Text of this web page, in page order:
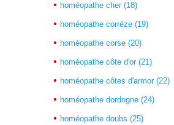
homéopathe cher (18)
homéopathe corrèze (19)
homéopathe corse (20)
homéopathe côte d'or (21)
homéopathe côtes d'armor (22)
homéopathe dordogne (24)
homéopathe doubs (25)